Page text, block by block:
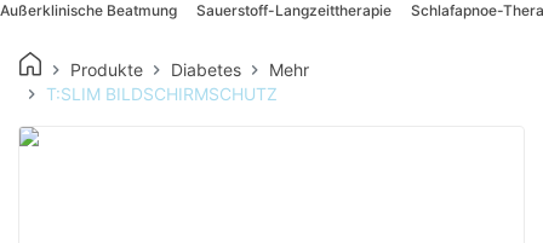
Außerklinische Beatmung Sauerstoff-Langzeittherapie Schlafapnoe-
Produkte Diabetes
Mehr
T:SLIM BILDSCHIRMSCHUTZ